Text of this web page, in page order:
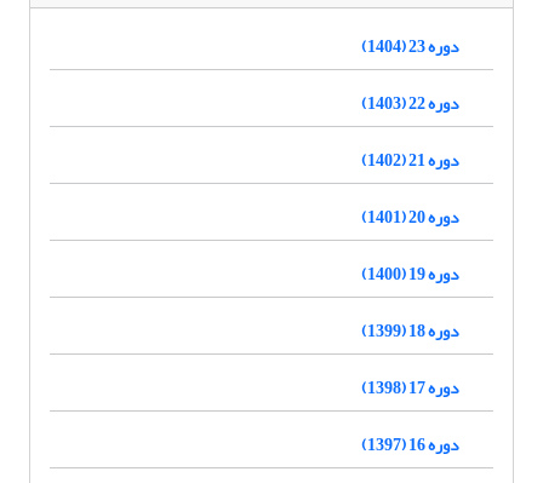
دوره 23 (1404)
دوره 22 (1403)
دوره 21 (1402)
دوره 20 (1401)
دوره 19 (1400)
دوره 18 (1399)
دوره 17 (1398)
دوره 16 (1397)